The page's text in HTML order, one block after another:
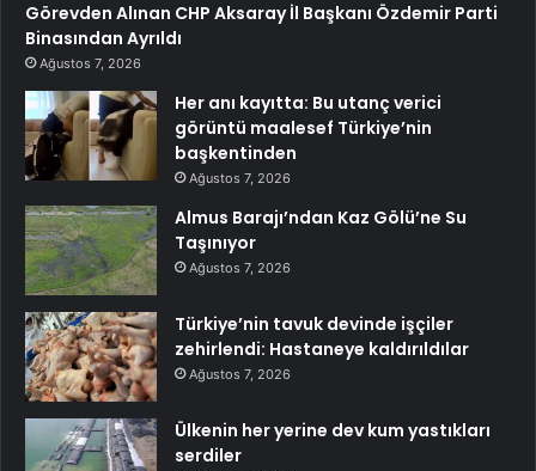
Görevden Alınan CHP Aksaray İl Başkanı Özdemir Parti
Binasından Ayrıldı
Ağustos 7, 2026
Her anı kayıtta: Bu utanç verici
görüntü maalesef Türkiye’nin
başkentinden
Ağustos 7, 2026
Almus Barajı’ndan Kaz Gölü’ne Su
Taşınıyor
Ağustos 7, 2026
Türkiye’nin tavuk devinde işçiler
zehirlendi: Hastaneye kaldırıldılar
Ağustos 7, 2026
Ülkenin her yerine dev kum yastıkları
serdiler